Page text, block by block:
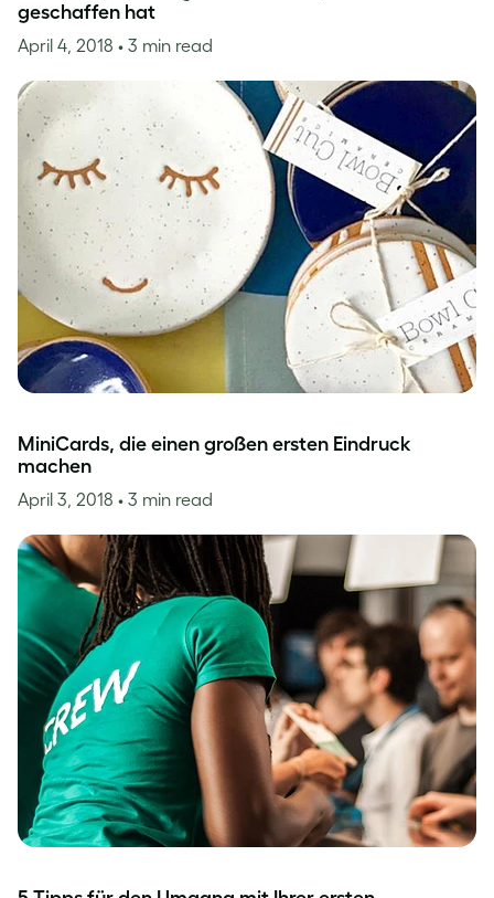
geschaffen hat
April 4, 2018 • 3 min read
MiniCards, die einen großen ersten Eindruck
machen
April 3, 2018 • 3 min read